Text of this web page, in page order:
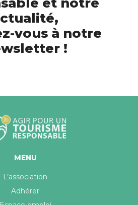
vous à notre
!
MENU
L’association
Adhérer